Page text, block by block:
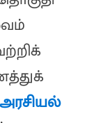
அரசியல்